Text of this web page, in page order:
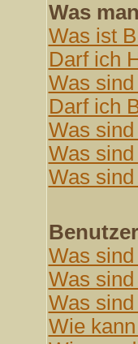
Was
Was ist
Darf ich
Was
Darf ich
Was
Was
Was
Was
Was
Was
Wie